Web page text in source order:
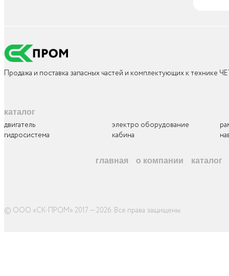
Продажа и поставка запасных частей и комплектующих к технике
каталог
двигатель электро оборудование
гидросистема
кабина
главная о компании каталог
© ООО «СК-ПРОМ» 2017 — 2026. Все права защищены.